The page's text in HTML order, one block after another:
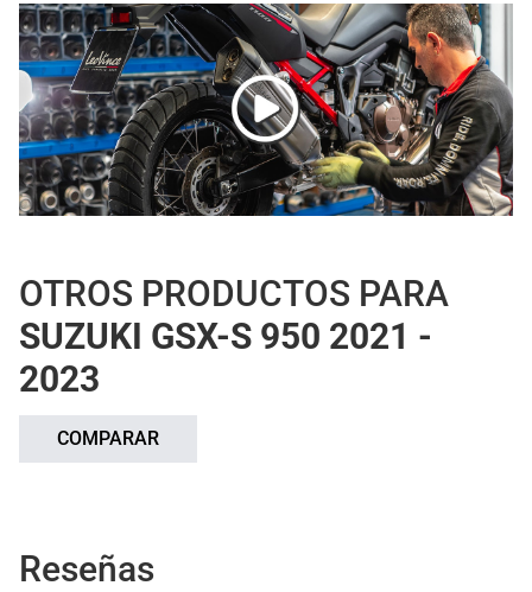
OTROS PRODUCTOS PARA
SUZUKI GSX-S 950 2021 -
2023
COMPARAR
Reseñas